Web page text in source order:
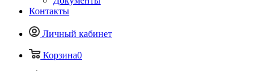
Контакты
Личный кабинет
Корзина0